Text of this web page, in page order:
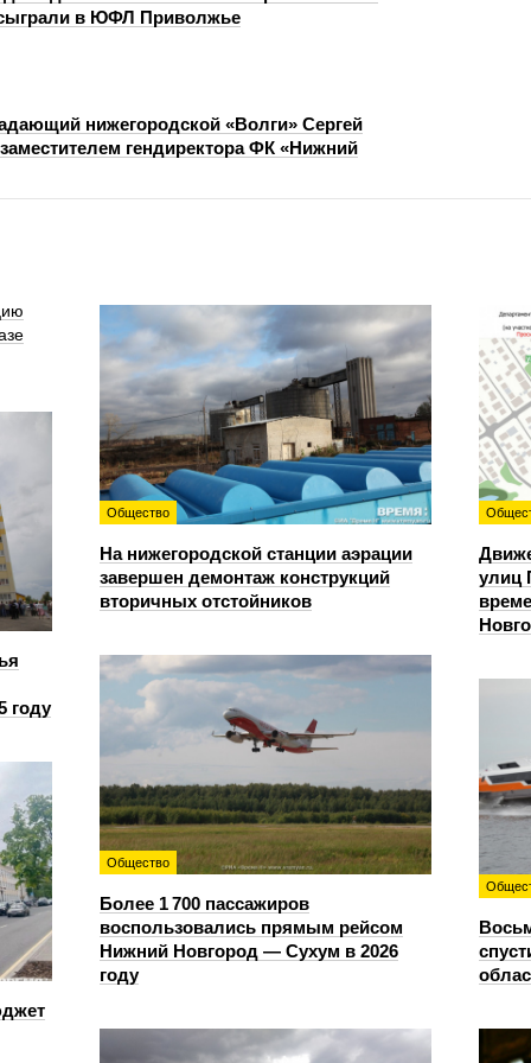
в ЮФЛ Приволжье
нижегородской «Волги» Сергей
гендиректора ФК «Нижний
Общество
На нижегородской станции аэрации
завершен демонтаж конструкций
вторичных отстойников
улиц
году
Общество
Более 1 700 пассажиров
воспользовались прямым рейсом
Нижний Новгород — Сухум в 2026
году